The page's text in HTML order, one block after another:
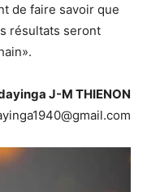
de faire savoir que
résultats seront
J-M THIENON